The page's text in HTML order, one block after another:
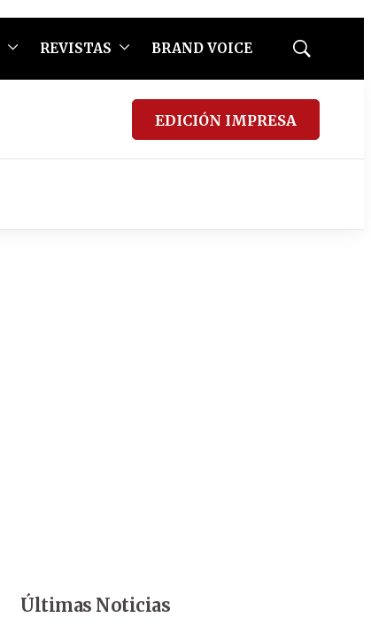
REVISTAS BRAND VOICE
Mostrar
EDICIÓN IMPRESA
Últimas Noticias